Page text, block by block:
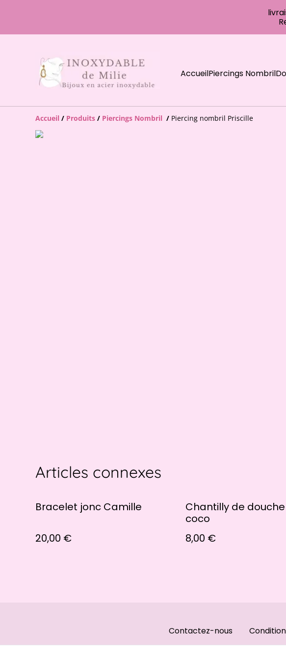
AccueilPiercings Nombril
Accueil / Produits / Piercings Nombril / Piercing nombril Priscille
Articles connexes
Bracelet jonc Camille
20,00 €
Chantilly de
coco
8,00 €
Contactez-nous